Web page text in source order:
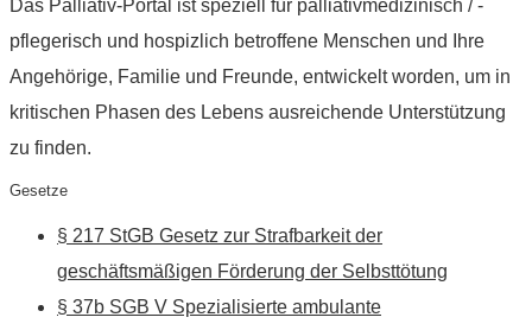
Das Palliativ-Portal ist speziell für palliativmedizinisch / -
pflegerisch und hospizlich betroffene Menschen und Ihre
Angehörige, Familie und Freunde, entwickelt worden, um in
kritischen Phasen des Lebens ausreichende Unterstützung
zu finden.
Gesetze
§ 217 StGB Gesetz zur Strafbarkeit der
geschäftsmäßigen Förderung der Selbsttötung
§ 37b SGB V Spezialisierte ambulante